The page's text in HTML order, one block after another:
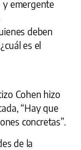
y emergente
deben
es el
Cohen hizo
“Hay que
concretas”.
de la